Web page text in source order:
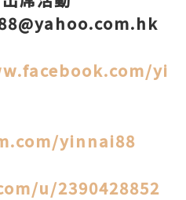
yi
yinnai88
u/2390428852